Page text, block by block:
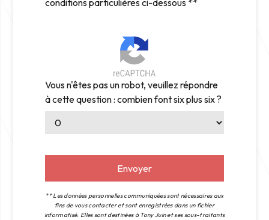
conditions particulières ci-dessous **
Vous n'êtes pas un robot, veuillez répondre
à cette question : combien font six plus six ?
Envoyer
** Les données personnelles communiquées sont nécessaires aux
fins de vous contacter et sont enregistrées dans un fichier
informatisé. Elles sont destinées à Tony Juin et ses sous-traitants